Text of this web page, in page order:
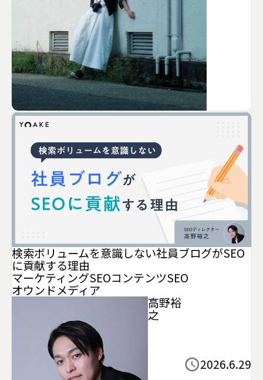
検索ボリュームを意識しない社員ブログがSEO
に貢献する理由
マーケティングSEOコンテンツSEO
オウンドメディア
高野裕
之
2026.6.29